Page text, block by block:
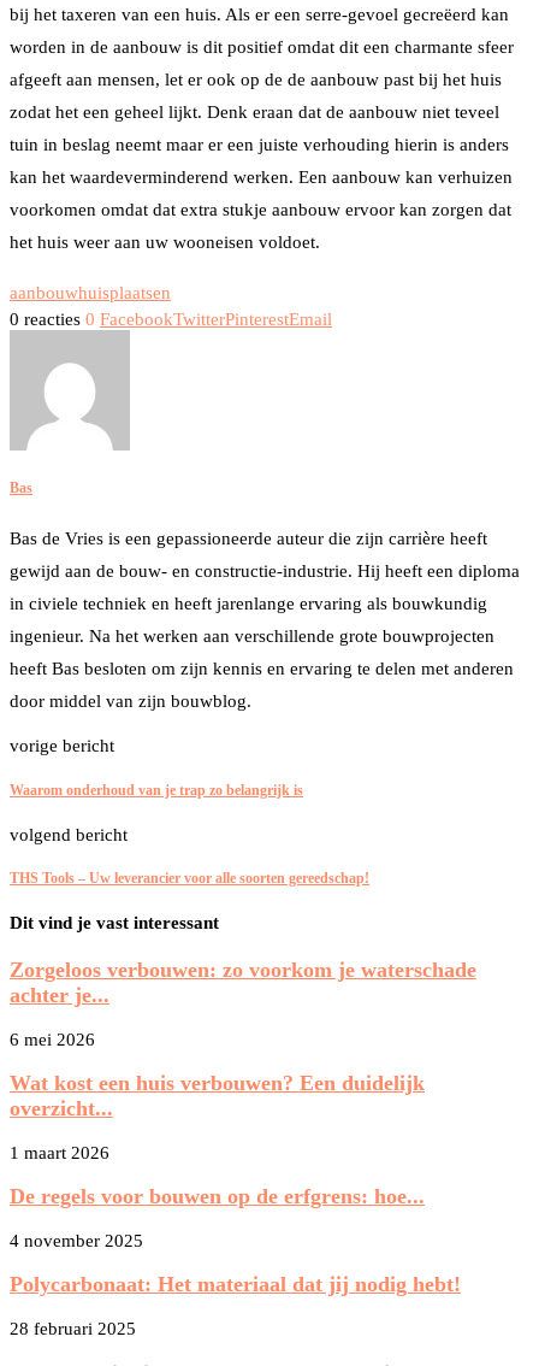
bij het taxeren van een huis. Als er een serre-gevoel gecreëerd kan
worden in de aanbouw is dit positief omdat dit een charmante sfeer
afgeeft aan mensen, let er ook op de de aanbouw past bij het huis
zodat het een geheel lijkt. Denk eraan dat de aanbouw niet teveel
tuin in beslag neemt maar er een juiste verhouding hierin is anders
kan het waardeverminderend werken. Een aanbouw kan verhuizen
voorkomen omdat dat extra stukje aanbouw ervoor kan zorgen dat
het huis weer aan uw wooneisen voldoet.
aanbouwhuisplaatsen
0 reacties 0 FacebookTwitterPinterestEmail
Bas
Bas de Vries is een gepassioneerde auteur die zijn carrière heeft
gewijd aan de bouw- en constructie-industrie. Hij heeft een diploma
in civiele techniek en heeft jarenlange ervaring als bouwkundig
ingenieur. Na het werken aan verschillende grote bouwprojecten
heeft Bas besloten om zijn kennis en ervaring te delen met anderen
door middel van zijn bouwblog.
vorige bericht
Waarom onderhoud van je trap zo belangrijk is
volgend bericht
THS Tools – Uw leverancier voor alle soorten gereedschap!
Dit vind je vast interessant
Zorgeloos verbouwen: zo voorkom je waterschade
achter je...
6 mei 2026
Wat kost een huis verbouwen? Een duidelijk
overzicht...
1 maart 2026
De regels voor bouwen op de erfgrens: hoe...
4 november 2025
Polycarbonaat: Het materiaal dat jij nodig hebt!
28 februari 2025